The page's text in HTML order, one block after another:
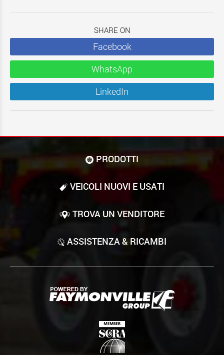
SHARE ON
Facebook
WhatsApp
LinkedIn
PRODOTTI
VEICOLI NUOVI E USATI
TROVA UN VENDITORE
ASSISTENZA & RICAMBI